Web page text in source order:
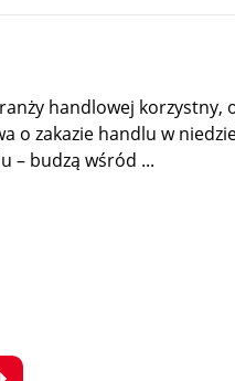
handlowej korzystny,
o zakazie handlu w
– budzą wśród ...